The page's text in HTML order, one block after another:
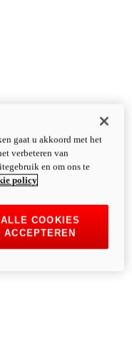
gaat u akkoord met het
verbeteren van
en om ons te
policy
ALLE COOKIES
ACCEPTEREN